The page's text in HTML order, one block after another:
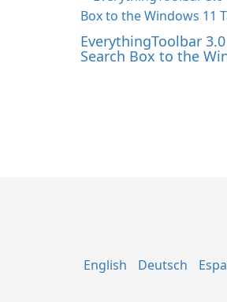
EverythingToolbar
Search Box to the
English Deutsch